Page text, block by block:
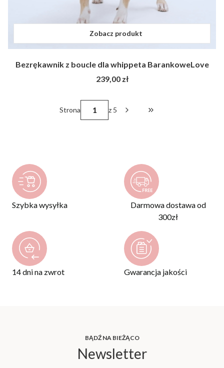
Zobacz produkt
Bezrękawnik z boucle dla whippeta BarankoweLove
Cena
239,00 zł
Strona z 5 Przejdź do ostatniej
Szybka wysyłka
Darmowa dostawa od
300zł
14 dni na zwrot Gwarancja jakości
BĄDŹ NA BIEŻĄCO
Newsletter